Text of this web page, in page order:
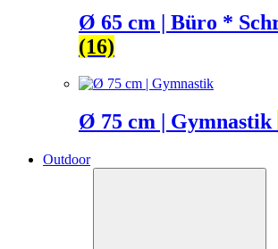
Ø 65 cm | Büro *
(16)
Ø 75 cm | Gymnastik
Outdoor